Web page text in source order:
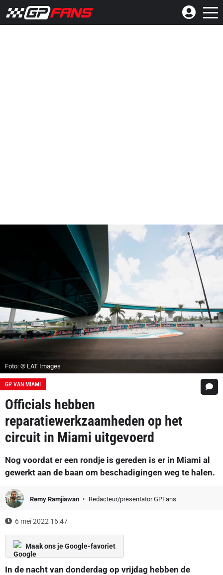
Foto: © LAT Images
GP VAN MIAMI
Officials hebben
reparatiewerkzaamheden op het
circuit in Miami uitgevoerd
Nog voordat er een rondje is gereden is er in Miami al
gewerkt aan de baan om beschadigingen weg te halen.
Remy Ramjiawan Redacteur/presentator GPFans
6 mei 2022 16:47
Maak ons je Google-favoriet
In de nacht van donderdag op vrijdag hebben de